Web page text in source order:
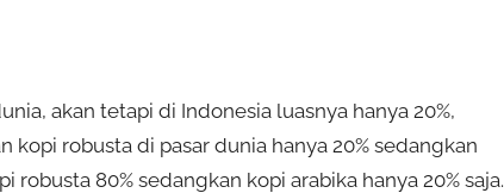
akan tetapi di Indonesia luasnya hanya 20%,
robusta di pasar dunia hanya 20% sedangkan
80% sedangkan kopi arabika hanya 20% saja.